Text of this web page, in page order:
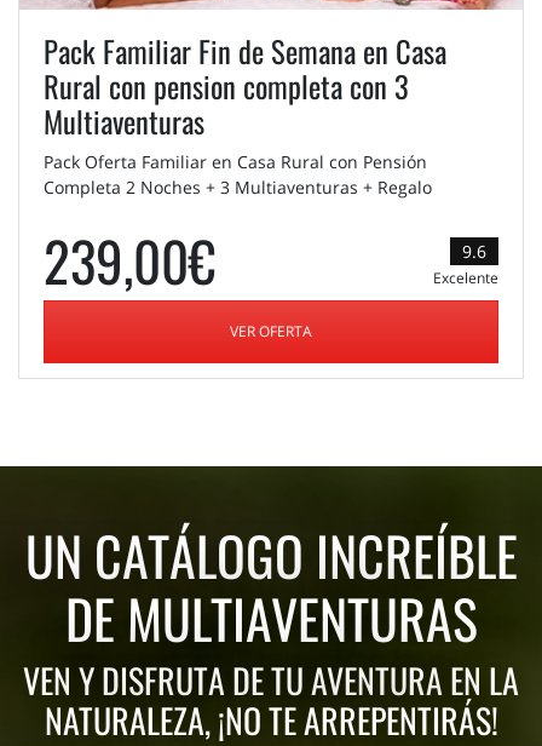
Pack Familiar Fin de Semana en Casa
Rural con pension completa con 3
Multiaventuras
Pack Oferta Familiar en Casa Rural con Pensión
Completa 2 Noches + 3 Multiaventuras + Regalo
239,00€ 9.6
Excelente
VER OFERTA
UN CATÁLOGO INCREÍBLE
DE MULTIAVENTURAS
VEN Y DISFRUTA DE TU AVENTURA EN LA
NATURALEZA, ¡NO TE ARREPENTIRÁS!